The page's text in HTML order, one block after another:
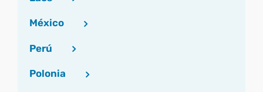
México
Perú
Polonia